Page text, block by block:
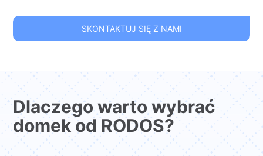
SKONTAKTUJ SIĘ Z NAMI
Dlaczego warto wybrać
domek od RODOS?